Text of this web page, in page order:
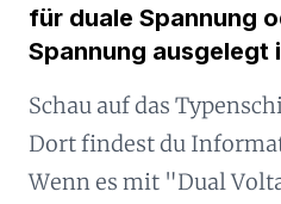
für duale Spannung
Spannung ausgelegt
Schau auf das
Dort findest du
Wenn es mit "Dual